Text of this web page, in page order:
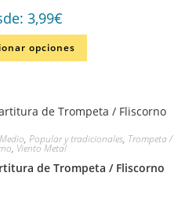
3,99€
opciones
, Popular y tradicionales, Trompeta /
, Viento Metal
de Trompeta / Fliscorno